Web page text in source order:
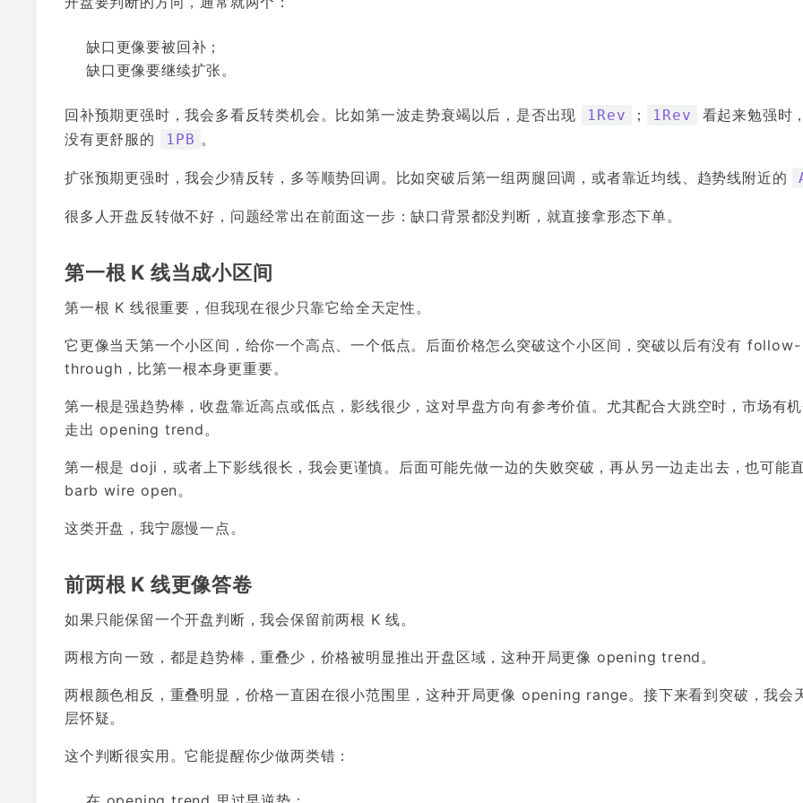
缺口更像要被回补；
缺口更像要继续扩张。
回补预期更强时，我会多看反转类机会。比如第一波走势衰竭以后，是否出现 1Rev ； 1Rev
看起来勉强时
没有更舒服的
1PB 。
扩张预期更强时，我会少猜反转，多等顺势回调。比如突破后第一组两腿回调，或者靠近均线、趋势线附近的
很多人开盘反转做不好，问题经常出在前面这一步：缺口背景都没判断，就直接拿形态下单。
第一根 K 线当成小区间
第一根 K 线很重要，但我现在很少只靠它给全天定性。
它更像当天第一个小区间，给你一个高点、一个低点。后面价格怎么突破这个小区间，突破以后有没有 follow-
through，比第一根本身更重要。
第一根是强趋势棒，收盘靠近高点或低点，影线很少，这对早盘方向有参考价值。尤其配合大跳空时，市场有
走出 opening trend。
第一根是 doji，或者上下影线很长，我会更谨慎。后面可能先做一边的失败突破，再从另一边走出去，也可能
barb wire open。
这类开盘，我宁愿慢一点。
前两根 K 线更像答卷
如果只能保留一个开盘判断，我会保留前两根 K 线。
两根方向一致，都是趋势棒，重叠少，价格被明显推出开盘区域，这种开局更像 opening trend。
两根颜色相反，重叠明显，价格一直困在很小范围里，这种开局更像 opening range。接下来看到突破，我会
层怀疑。
这个判断很实用。它能提醒你少做两类错：